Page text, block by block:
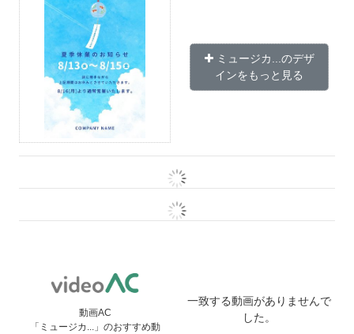
ミュージカ...のデザ
インをもっと見る
動画AC
「ミュージカ...」のおすすめ動
一致する動画がありませんで
した。